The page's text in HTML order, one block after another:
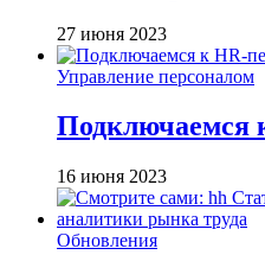
27 июня 2023
Управление персоналом
Подключаемся
16 июня 2023
Обновления